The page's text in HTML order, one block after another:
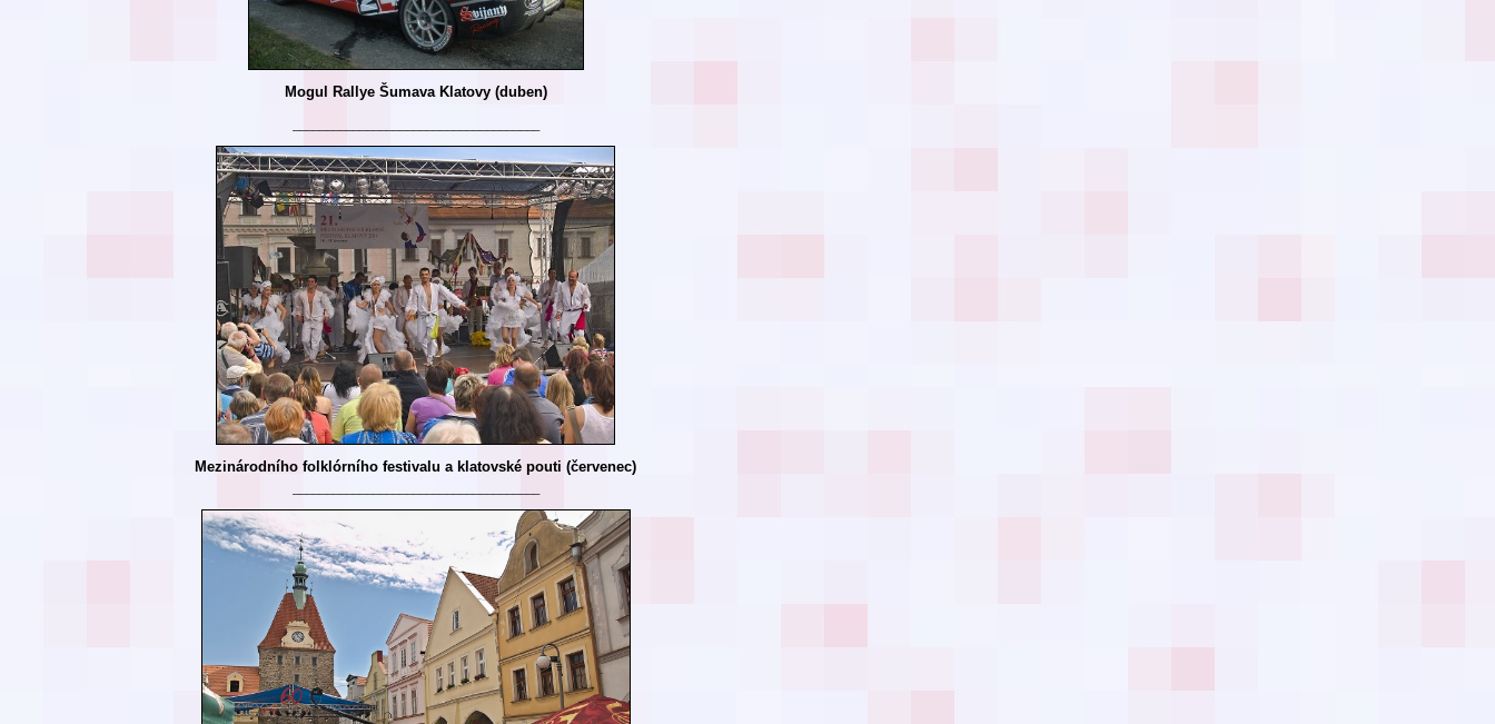
Mogul Rallye Šumava Klatovy (duben)
Mezinárodního folklórního festivalu a klatovské pouti (červenec)